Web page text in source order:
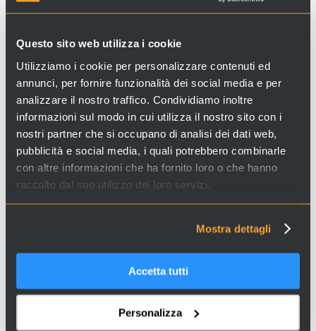
Questo sito web utilizza i cookie
Utilizziamo i cookie per personalizzare contenuti ed
annunci, per fornire funzionalità dei social media e per
analizzare il nostro traffico. Condividiamo inoltre
informazioni sul modo in cui utilizza il nostro sito con i
nostri partner che si occupano di analisi dei dati web,
pubblicità e social media, i quali potrebbero combinarle
con altre informazioni che ha fornito loro o che hanno
raccolto dal suo utilizzo dei loro servizi.
Mostra dettagli
Accetta tutti
Personalizza
Cerchi esperienze e servizi a Venezia e in Italia? Visita il
sitoVenice Incoming e scopri le nostre proposte!
Qualora tu sia il titolare dei diritti d'autore e desideri la loro rimozione, ti preghiamo